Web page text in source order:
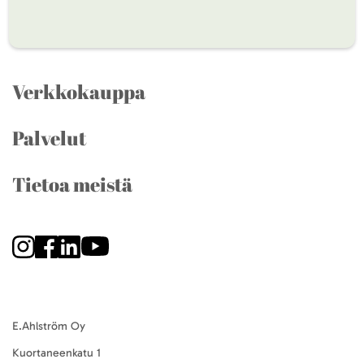
Verkkokauppa
Palvelut
Tietoa meistä
E.Ahlström Oy
Kuortaneenkatu 1